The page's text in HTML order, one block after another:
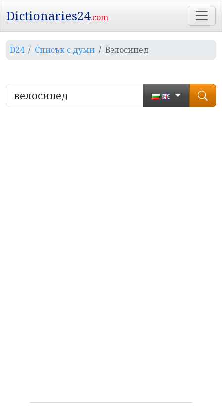
Dictionaries24.com
D24 Списък с думи Велосипед